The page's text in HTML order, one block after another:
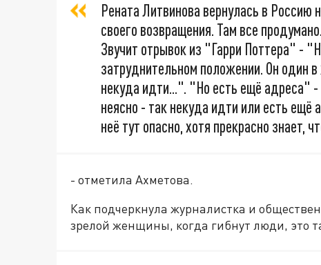
Рената Литвинова вернулась в
своего возвращения. Там все
Звучит отрывок из "Гарри Поттера" -
затруднительном положении. Он один
некуда идти...". "Но есть ещё адреса" -
неясно - так некуда идти или есть
неё тут опасно, хотя прекрасно знает,
- отметила Ахметова.
Как подчеркнула журналистка и
зрелой женщины, когда гибнут люди, это